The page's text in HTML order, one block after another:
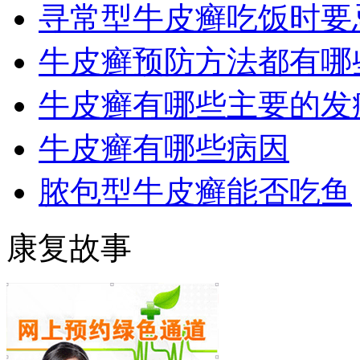
寻常型牛皮癣吃饭时
牛皮癣预防方法都有哪
牛皮癣有哪些主要的
牛皮癣有哪些病因
脓包型牛皮癣能否吃鱼
康复故事